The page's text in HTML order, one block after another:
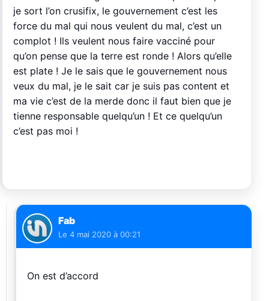
je sort l’on crusifix, le gouvernement c’est les
force du mal qui nous veulent du mal, c’est un
complot ! Ils veulent nous faire vacciné pour
qu’on pense que la terre est ronde ! Alors qu’elle
est plate ! Je le sais que le gouvernement nous
veux du mal, je le sait car je suis pas content et
ma vie c’est de la merde donc il faut bien que je
tienne responsable quelqu’un ! Et ce quelqu’un
c’est pas moi !
Fab
Le 4 mai 2020 à 00:21
On est d’accord